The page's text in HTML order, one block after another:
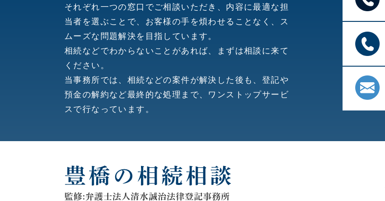
それぞれ一つの窓口でご相談いただき、内容に最適な担
当者を選ぶことで、お客様の手を煩わせることなく、ス
ムーズな問題解決を目指しています。
相続などでわからないことがあれば、まずは相談に来て
ください。
当事務所では、相続などの案件が解決した後も、登記や
預金の解約など最終的な処理まで、ワンストップサービ
スで行なっています。